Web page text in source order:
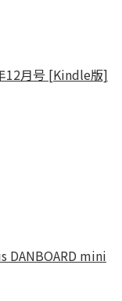
12月号 [Kindle版]
DANBOARD mini